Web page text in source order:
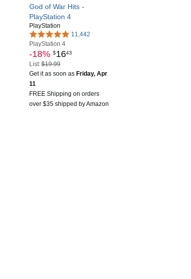
God of War Hits -
PlayStation 4
PlayStation
11,442
PlayStation 4
-18% $1643
List:$19.99
Get it as soon as Friday, Apr
11
FREE Shipping on orders
over $35 shipped by Amazon